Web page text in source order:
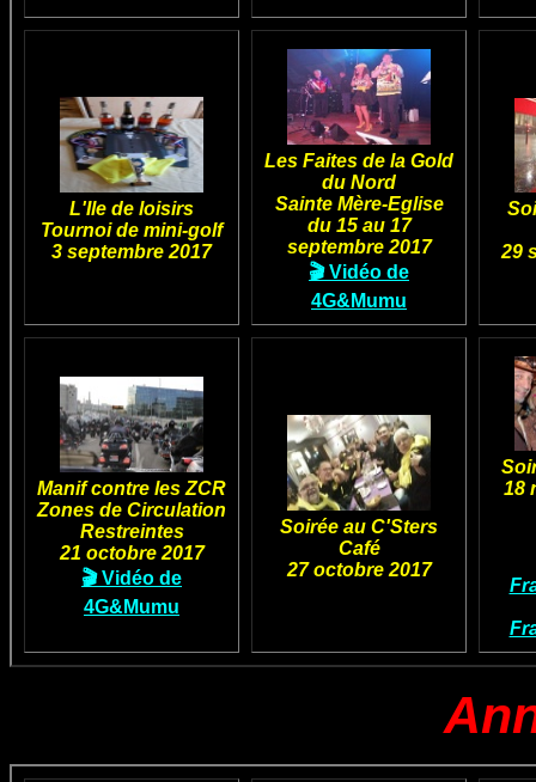
L'Ile de loisirs
Tournoi de mini-golf
3 septembre 2017
Les Faites de la Gold
du Nord
Sainte Mère-Eglise
du 15 au 17
septembre 2017
🎬 Vidéo de
4G&Mumu
29
Manif contre les ZCR
Zones de Circulation
Restreintes
21 octobre 2017
🎬 Vidéo de
4G&Mumu
Soirée au C'Sters
Café
27 octobre 2017
18